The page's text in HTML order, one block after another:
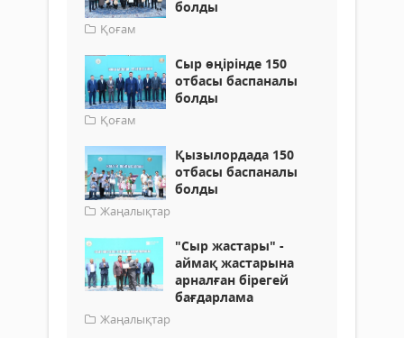
болды
Қоғам
Сыр өңірінде 150
отбасы баспаналы
болды
Қоғам
Қызылордада 150
отбасы баспаналы
болды
Жаңалықтар
"Сыр жастары" -
аймақ жастарына
арналған бірегей
бағдарлама
Жаңалықтар